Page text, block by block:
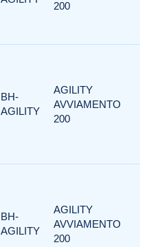
200
BH-
AGILITY
AGILITY
AVVIAMENTO
200
BH-
AGILITY
AGILITY
AVVIAMENTO
200